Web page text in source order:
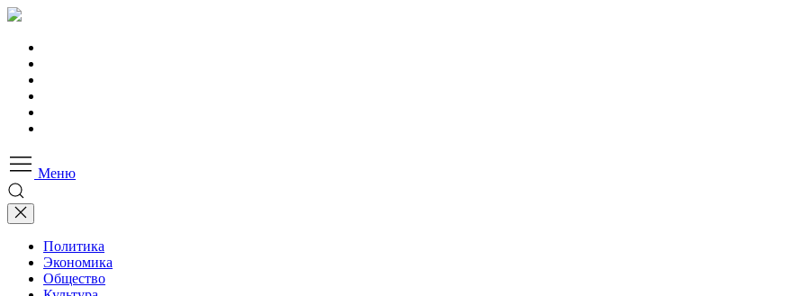
Меню
Политика
Экономика
Общество